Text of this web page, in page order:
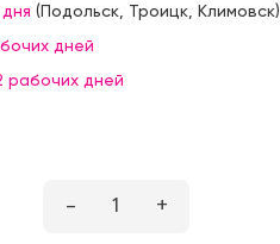
(Подольск, Троицк, Климовск)
дней
рабочих дней
– 1 +